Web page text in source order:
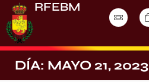
RFEBM
DÍA: MAYO 21, 2023